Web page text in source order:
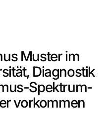
Muster im
Diagnostik
Spektrum-
vorkommen